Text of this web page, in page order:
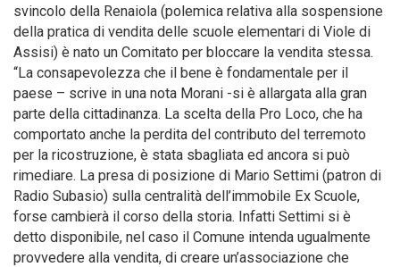
svincolo della Renaiola (polemica relativa alla sospensione
della pratica di vendita delle scuole elementari di Viole di
Assisi) è nato un Comitato per bloccare la vendita stessa.
“La consapevolezza che il bene è fondamentale per il
paese – scrive in una nota Morani -si è allargata alla gran
parte della cittadinanza. La scelta della Pro Loco, che ha
comportato anche la perdita del contributo del terremoto
per la ricostruzione, è stata sbagliata ed ancora si può
rimediare. La presa di posizione di Mario Settimi (patron di
Radio Subasio) sulla centralità dell’immobile Ex Scuole,
forse cambierà il corso della storia. Infatti Settimi si è
detto disponibile, nel caso il Comune intenda ugualmente
provvedere alla vendita, di creare un’associazione che